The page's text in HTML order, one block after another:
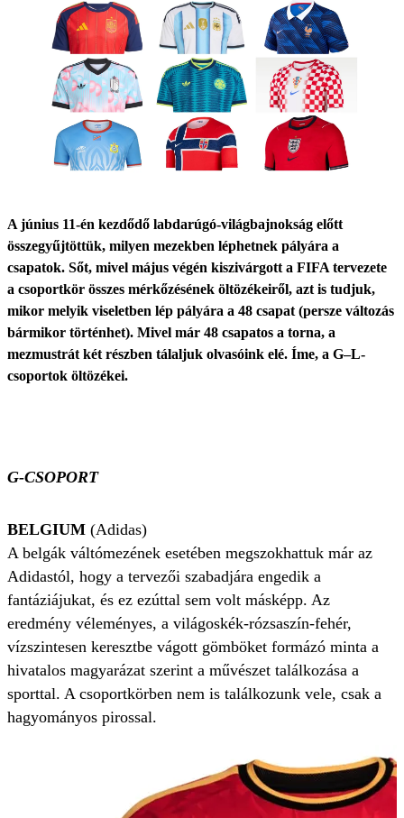
A június 11-én kezdődő labdarúgó-világbajnokság előtt
összegyűjtöttük, milyen mezekben léphetnek pályára a
csapatok. Sőt, mivel május végén kiszivárgott a FIFA tervezete
a csoportkör összes mérkőzésének öltözékeiről, azt is tudjuk,
mikor melyik viseletben lép pályára a 48 csapat (persze változás
bármikor történhet). Mivel már 48 csapatos a torna, a
mezmustrát két részben tálaljuk olvasóink elé. Íme, a G–L-
csoportok öltözékei.
G-CSOPORT
BELGIUM (Adidas)
A belgák váltómezének esetében megszokhattuk már az
Adidastól, hogy a tervezői szabadjára engedik a
fantáziájukat, és ez ezúttal sem volt másképp. Az
eredmény véleményes, a világoskék-rózsaszín-fehér,
vízszintesen keresztbe vágott gömböket formázó minta a
hivatalos magyarázat szerint a művészet találkozása a
sporttal. A csoportkörben nem is találkozunk vele, csak a
hagyományos pirossal.